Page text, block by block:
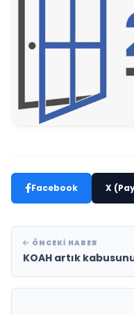
Facebook X
ÖNCEKI HABER
KOAH artık